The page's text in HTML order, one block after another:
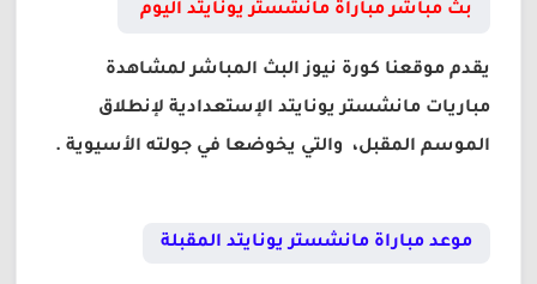
بث مباشر مباراة مانشستر يونايتد اليوم
يقدم موقعنا كورة نيوز البث المباشر لمشاهدة
مباريات مانشستر يونايتد الإستعدادية لإنطلاق
الموسم المقبل، والتي يخوضعا في جولته الأسيوية .
موعد مباراة مانشستر يونايتد المقبلة